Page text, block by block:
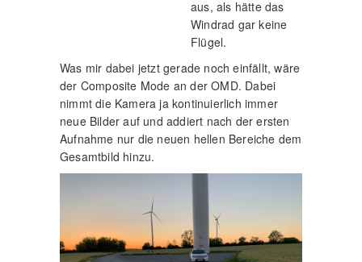
aus, als hätte das
Windrad gar keine
Flügel.
Was mir dabei jetzt gerade noch einfällt, wäre
der Composite Mode an der OMD. Dabei
nimmt die Kamera ja kontinuierlich immer
neue Bilder auf und addiert nach der ersten
Aufnahme nur die neuen hellen Bereiche dem
Gesamtbild hinzu.